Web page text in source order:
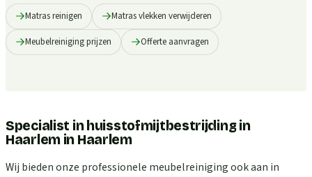
Matras reinigen Matras vlekken verwijderen
Meubelreiniging prijzen Offerte aanvragen
Specialist in huisstofmijtbestrijding in
Haarlemin Haarlem
Wij bieden onze professionele meubelreiniging ook aan in